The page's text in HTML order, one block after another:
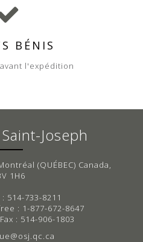
BÉNIS
l'expédition
Joseph
(QUÉBEC) Canada,
1H6
514-733-8211
: 1-877-672-8647
: 514-906-1803